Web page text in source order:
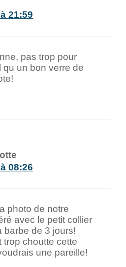
21:59
pas trop pour
qu un bon verre de
08:26
photo de notre
avec le petit collier
barbe de 3 jours!
trop choutte cette
une pareille!